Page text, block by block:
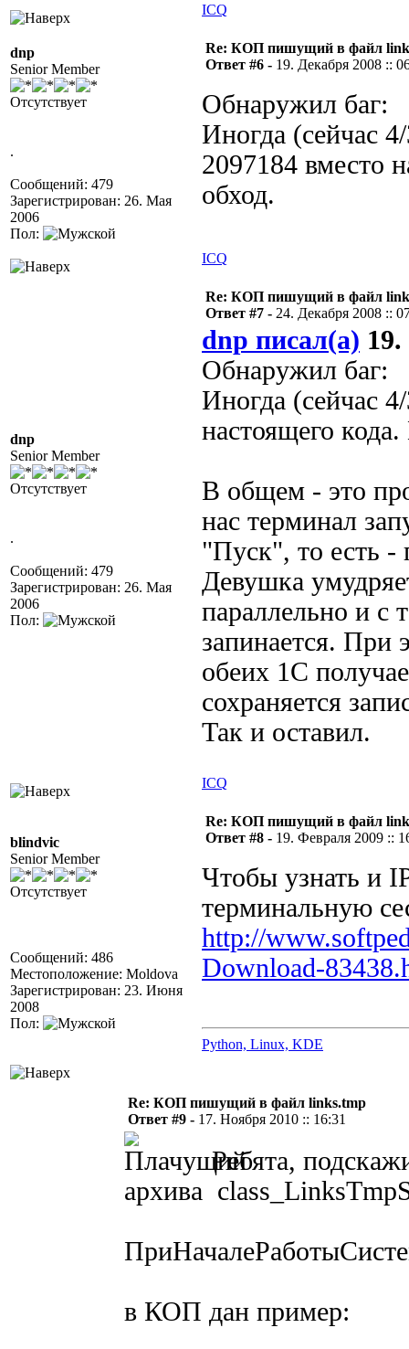
ICQ
dnp
Senior Member
Отсутствует
.
Сообщений: 479
Зарегистрирован: 26. Мая
2006
Пол:
Re: КОП пишущий в файл
Ответ #6 - 19. Декабря 2008 ::
Обнаружил баг:
Иногда (сейчас
2097184 вместо
обход.
ICQ
dnp
Senior Member
Отсутствует
.
Сообщений: 479
Зарегистрирован: 26. Мая
2006
Пол:
Re: КОП пишущий в файл
Ответ #7 - 24. Декабря 2008 ::
dnp писал(а)
Обнаружил баг:
Иногда (сейчас
настоящего
В общем - это
нас терминал
"Пуск", то есть -
Девушка
параллельно и с
запинается. При
обеих 1С
сохраняется
Так и оставил.
ICQ
blindvic
Senior Member
Отсутствует
Сообщений: 486
Местоположение: Moldova
Зарегистрирован: 23. Июня
2008
Пол:
Re: КОП пишущий в файл
Ответ #8 - 19. Февраля 2009 ::
Чтобы узнать и
терминальную
http://
Download-
Python, Linux, KDE
Re: КОП пишущий в файл links.tmp
Ответ #9 - 17. Ноября 2010 :: 16:31
Ребята,
архива
в КОП дан пример: